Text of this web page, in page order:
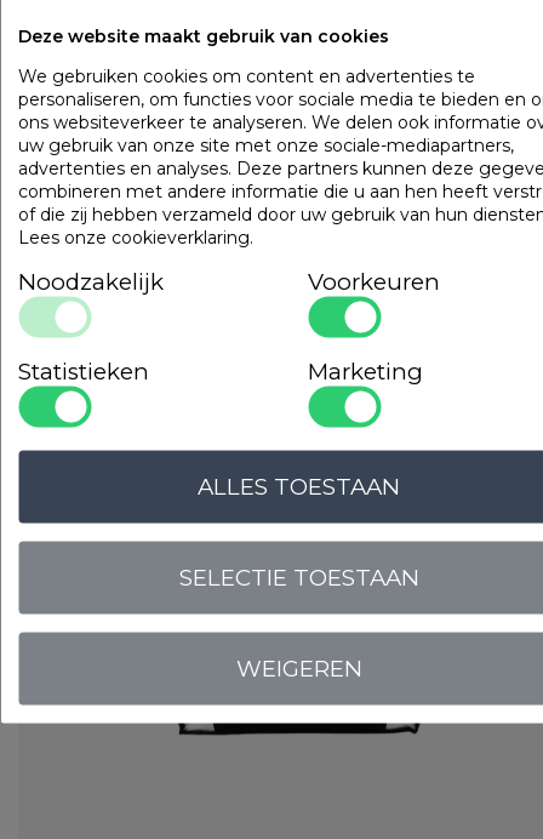
Gewicht
140 gr/m2
Materiaal
100% katoen
Kenmerken
250 count perkal
140 gr/m2
20 mm satijnstreep
OMSCHRIJVING UITVOERINGEN
inslag).
producten
Cley Hotel Professional
Art. VADB15TH
Deze website maakt gebruik van cookies
We gebruiken cookies om content en advertenties te
personaliseren, om functies voor sociale media te bieden en
ons websiteverkeer te analyseren. We delen ook informatie
uw gebruik van onze site met onze sociale-mediapartners,
advertenties en analyses. Deze partners kunnen deze
combineren met andere informatie die u aan hen heeft
of die zij hebben verzameld door uw gebruik van hun
Lees onze cookieverklaring.
Noodzakelijk Voorkeuren
Statistieken Marketing
WEIGEREN
SELECTIE TOESTAAN
ALLES TOESTAAN